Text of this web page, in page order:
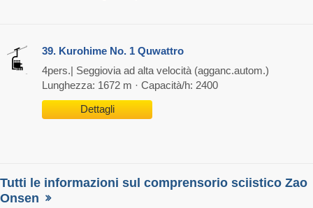
39. Kurohime No. 1 Quwattro
4pers.| Seggiovia ad alta velocità (agganc.autom.)
Lunghezza: 1672 m · Capacità/h: 2400
Dettagli
Tutti le informazioni sul comprensorio sciistico Zao
Onsen